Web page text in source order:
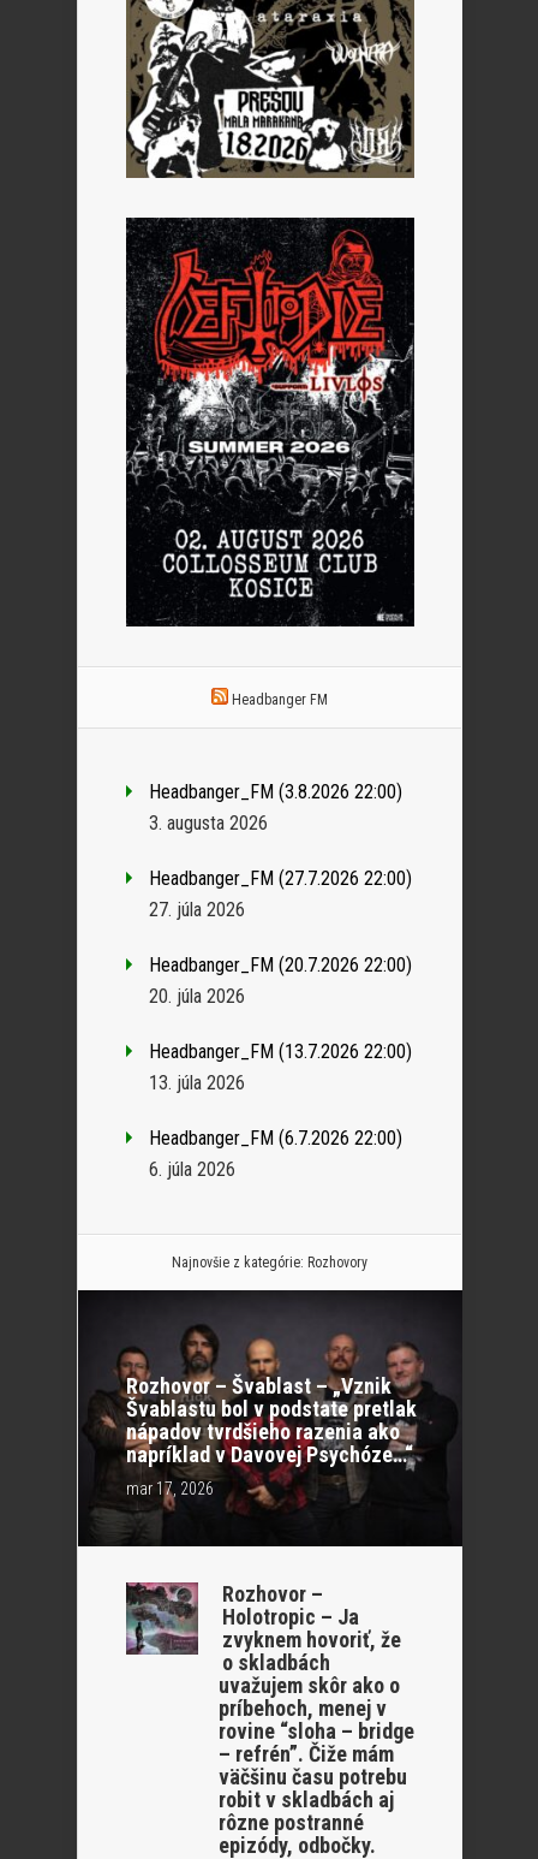
Headbanger FM
Headbanger_FM (3.8.2026 22:00)
3. augusta 2026
Headbanger_FM (27.7.2026 22:00)
27. júla 2026
Headbanger_FM (20.7.2026 22:00)
20. júla 2026
Headbanger_FM (13.7.2026 22:00)
13. júla 2026
Headbanger_FM (6.7.2026 22:00)
6. júla 2026
Najnovšie z kategórie: Rozhovory
Rozhovor – Švablast – „Vznik
Švablastu bol v podstate pretlak
nápadov tvrdšieho razenia ako
napríklad v Davovej Psychóze…“
mar 17, 2026
Rozhovor –
Holotropic – Ja
zvyknem hovoriť, že
o skladbách
uvažujem skôr ako o
príbehoch, menej v
rovine “sloha – bridge
– refrén”. Čiže mám
väčšinu času potrebu
robit v skladbách aj
rôzne postranné
epizódy, odbočky.